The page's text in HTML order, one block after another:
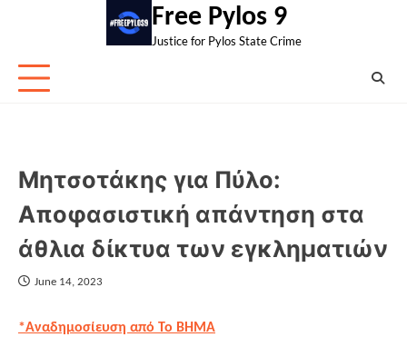
Free Pylos 9
Justice for Pylos State Crime
Μητσοτάκης για Πύλο:
Αποφασιστική απάντηση στα
άθλια δίκτυα των εγκληματιών
June 14, 2023
*Αναδημοσίευση από To BHMA